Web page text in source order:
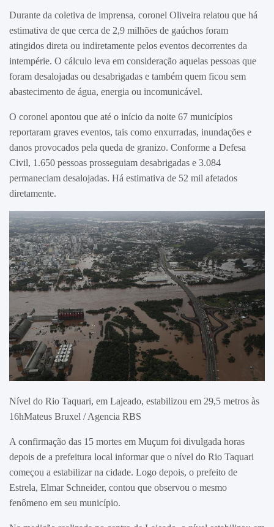
Durante da coletiva de imprensa, coronel Oliveira relatou que há
estimativa de que cerca de 2,9 milhões de gaúchos foram
atingidos direta ou indiretamente pelos eventos decorrentes da
intempérie. O cálculo leva em consideração aquelas pessoas que
foram desalojadas ou desabrigadas e também quem ficou sem
abastecimento de água, energia ou incomunicável.
O coronel apontou que até o início da noite 67 municípios
reportaram graves eventos, tais como enxurradas, inundações e
danos provocados pela queda de granizo. Conforme a Defesa
Civil, 1.650 pessoas prosseguiam desabrigadas e 3.084
permaneciam desalojadas. Há estimativa de 52 mil afetados
diretamente.
Nível do Rio Taquari, em Lajeado, estabilizou em 29,5 metros às
16hMateus Bruxel / Agencia RBS
A confirmação das 15 mortes em Muçum foi divulgada horas
depois de a prefeitura local informar que o nível do Rio Taquari
começou a estabilizar na cidade. Logo depois, o prefeito de
Estrela, Elmar Schneider, contou que observou o mesmo
fenômeno em seu município.